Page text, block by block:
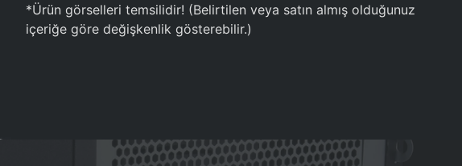
*Ürün görselleri temsilidir! (Belirtilen veya satın almış olduğunuz
içeriğe göre değişkenlik gösterebilir.)